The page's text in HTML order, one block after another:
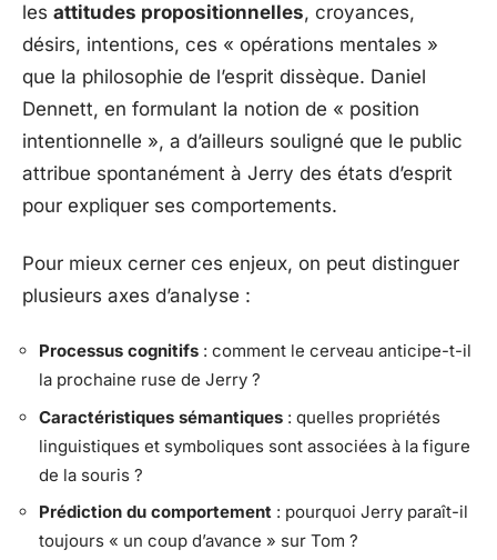
les attitudes propositionnelles, croyances,
désirs, intentions, ces « opérations mentales »
que la philosophie de l’esprit dissèque. Daniel
Dennett, en formulant la notion de « position
intentionnelle », a d’ailleurs souligné que le public
attribue spontanément à Jerry des états d’esprit
pour expliquer ses comportements.
Pour mieux cerner ces enjeux, on peut distinguer
plusieurs axes d’analyse :
Processus cognitifs : comment le cerveau anticipe-t-il
la prochaine ruse de Jerry ?
Caractéristiques sémantiques : quelles propriétés
linguistiques et symboliques sont associées à la figure
de la souris ?
Prédiction du comportement : pourquoi Jerry paraît-il
toujours « un coup d’avance » sur Tom ?